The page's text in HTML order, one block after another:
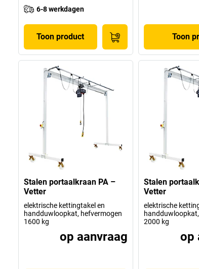
6-8 werkdagen
Toon product Toon
Stalen portaalkraan PA –
Vetter
elektrische kettingtakel en
handduwloopkat, hefvermogen
1600 kg
op aanvraag
Stalen
Vetter
elektrische
2000 kg
op